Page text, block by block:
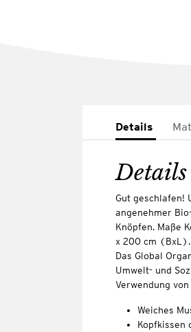
Details
Details
Gut geschlafen!
angenehmer
Knöpfen. Maße
x 200 cm (BxL).
Das Global
Umwelt- und
Verwendung
Weiches
Kopfkissen